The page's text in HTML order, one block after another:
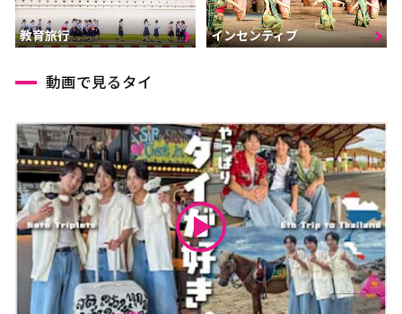
教育旅行 インセンティブ
動画で見るタイ